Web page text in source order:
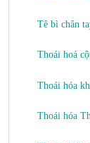
Tê bì chân
Thoái hoá
Thoái hóa
Thoái hóa